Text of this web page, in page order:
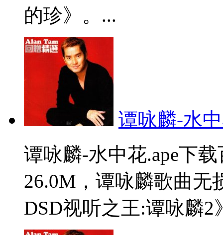
的珍》。...
谭咏麟-水
谭咏麟-水中花.ape下
26.0M，谭咏麟歌曲无
DSD视听之王:谭咏麟2